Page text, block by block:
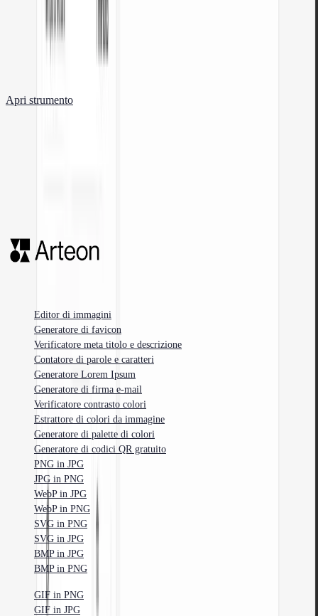
Contatore di parole e caratteri
Conta parole, caratteri, frasi e tempo di lettura. Verifica la leggibilità con il
Apri strumento
Editor di immagini
Generatore di favicon
Verificatore meta titolo e descrizione
Contatore di parole e caratteri
Generatore Lorem Ipsum
Generatore di firma e-mail
Verificatore contrasto colori
Estrattore di colori da immagine
Generatore di palette di colori
Generatore di codici QR gratuito
PNG in JPG
JPG in PNG
WebP in JPG
WebP in PNG
SVG in PNG
SVG in JPG
BMP in JPG
BMP in PNG
GIF in PNG
GIF in JPG